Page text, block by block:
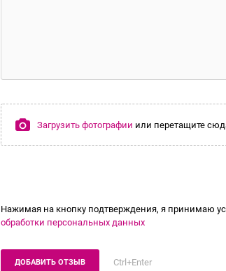
Загрузить фотографии или перетащите
Нажимая на кнопку подтверждения, я принимаю
обработки персональных данных
ДОБАВИТЬ ОТЗЫВ Ctrl+Enter